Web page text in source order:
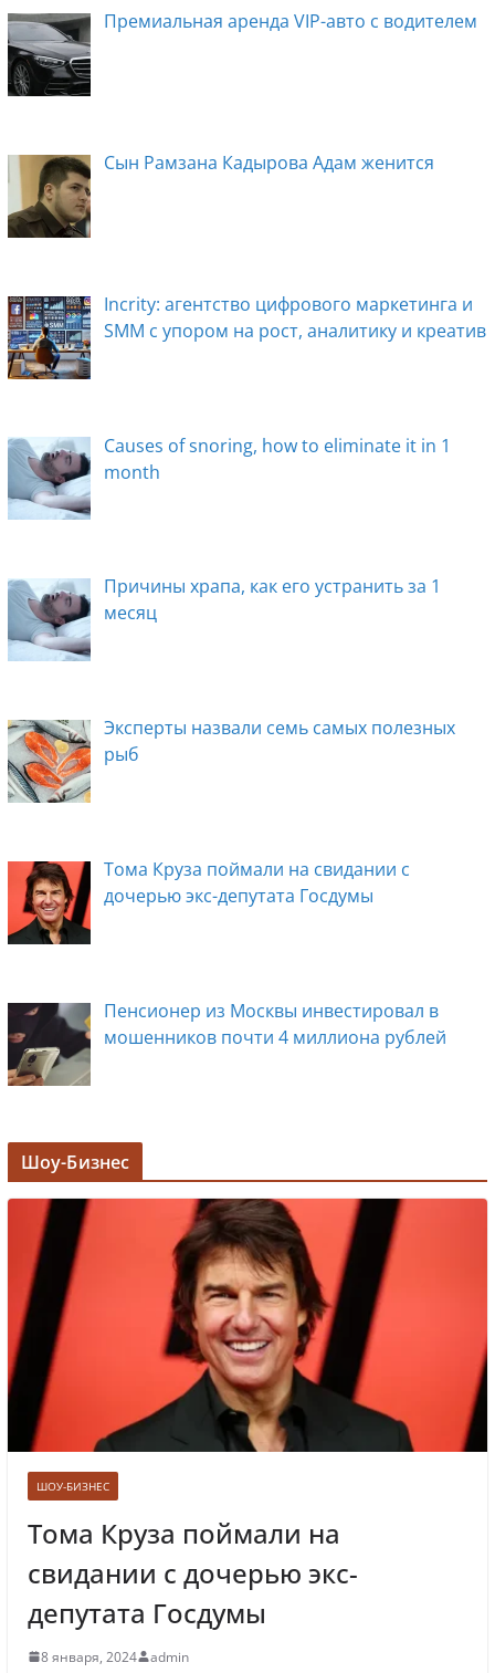
e
b
o
k
e
n
o
ni
gr e
dI
Премиальная аренда VIP-авто с водителем
Сын Рамзана Кадырова Адам женится
Incrity: агентство цифрового маркетинга и
SMM с упором на рост, аналитику и креатив
Causes of snoring, how to eliminate it in 1
month
Причины храпа, как его устранить за 1
месяц
Эксперты назвали семь самых полезных
рыб
Тома Круза поймали на свидании с
дочерью экс-депутата Госдумы
Пенсионер из Москвы инвестировал в
мошенников почти 4 миллиона рублей
Задержана мэр Кургана Елена Ситникова, в
её кабинете прошли обыски
Лолита ответила на требования вырезать
ее из новогодних передач
Врач назвал самые вредные продукты для
Врачи рассказали о состоянии младенца,
которого бросили замерзать на остановке
Шоу-Бизнес
ШОУ-БИЗНЕС
Тома Круза поймали на
свидании с дочерью экс-
депутата Госдумы
8 января, 2024 admin